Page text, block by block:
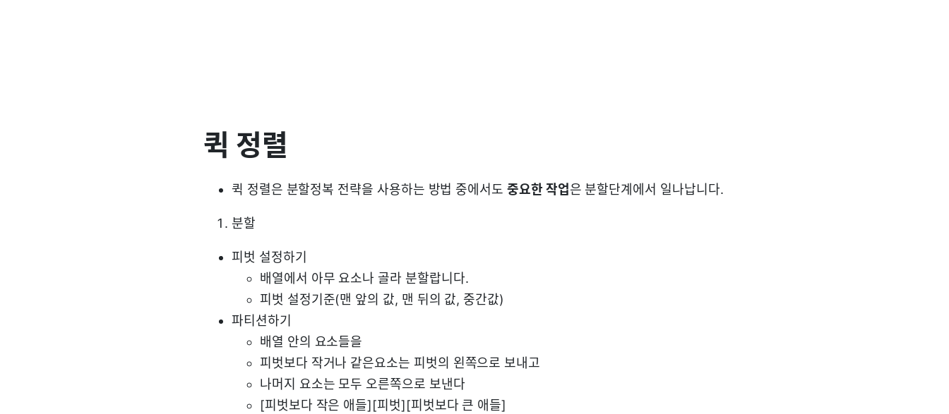
퀵 정렬
퀵 정렬은 분할정복 전략을 사용하는 방법 중에서도 중요한 작업은 분할단계에서 일나납니다.
분할
피벗 설정하기
배열에서 아무 요소나 골라 분할랍니다.
피벗 설정기준(맨 앞의 값, 맨 뒤의 값, 중간값)
파티션하기
배열 안의 요소들을
피벗보다 작거나 같은요소는 피벗의 왼쪽으로 보내고
나머지 요소는 모두 오른쪽으로 보낸다
[피벗보다 작은 애들][피벗][피벗보다 큰 애들]